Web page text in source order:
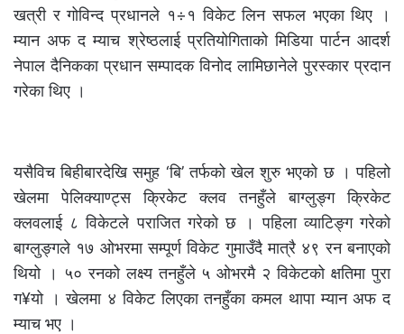
खत्री र गोविन्द प्रधानले १÷१ विकेट लिन सफल भएका थिए ।
म्यान अफ द म्याच श्रेष्ठलाई प्रतियोगिताको मिडिया पार्टन आदर्श
नेपाल दैनिकका प्रधान सम्पादक विनोद लामिछानेले पुरस्कार प्रदान
गरेका थिए ।
यसैविच बिहीबारदेखि समुह ‘बि’ तर्फको खेल शुरु भएको छ । पहिलो
खेलमा पेलिक्याण्ट्स क्रिकेट क्लव तनहुँले बाग्लुङ्ग क्रिकेट
क्लवलाई ८ विकेटले पराजित गरेको छ । पहिला व्याटिङ्ग गरेको
बाग्लुङ्गले १७ ओभरमा सम्पूर्ण विकेट गुमाउँदै मात्रै ४९ रन बनाएको
थियो । ५० रनको लक्ष्य तनहुँले ५ ओभरमै २ विकेटको क्षतिमा पुरा
ग¥यो । खेलमा ४ विकेट लिएका तनहुँका कमल थापा म्यान अफ द
म्याच भए ।